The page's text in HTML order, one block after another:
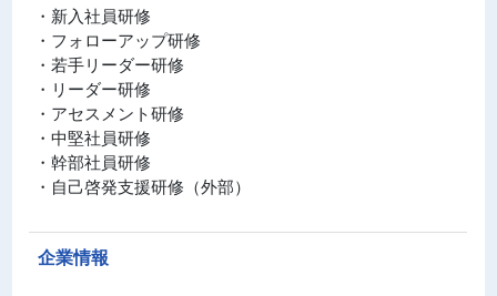
・新入社員研修
・フォローアップ研修
・若手リーダー研修
・リーダー研修
・アセスメント研修
・中堅社員研修
・幹部社員研修
・⾃⼰啓発⽀援研修（外部）
企業情報